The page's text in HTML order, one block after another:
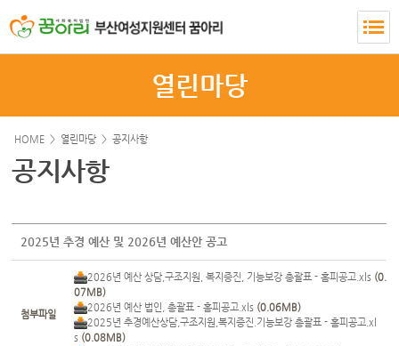
열린마당
HOME > 열린마당 >공지사항
공지사항
2025년 추경 예산 및 2026년 예산안 공고
첨부파일
2026년 예산 상담,구조지원, 복지증진, 기능보강 총괄표 - 홈피공고.xls (0.
07MB)
2026년 예산 법인, 총괄표 - 홈피공고.xls (0.06MB)
2025년 추경예산상담,구조지원,복지증진.기능보강 총괄표 - 홈피공고.xl
s (0.08MB)